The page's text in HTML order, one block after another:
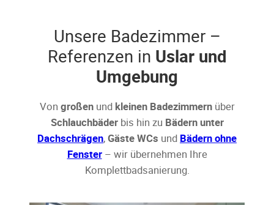
Unsere Badezimmer –
Referenzen in Uslar und
Umgebung
Von großenund kleinen Badezimmernüber
Schlauchbäderbis hin zu Bädern unter
Dachschrägen,Gäste WCs und Bädern ohne
Fenster– wir übernehmen Ihre
Komplettbadsanierung.